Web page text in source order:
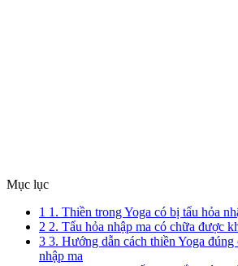
Mục lục
1 1. Thiền trong Yoga có bị tẩu hỏa
2 2. Tẩu hỏa nhập ma có chữa được
3 3. Hướng dẫn cách thiền Yoga đúng
nhập ma